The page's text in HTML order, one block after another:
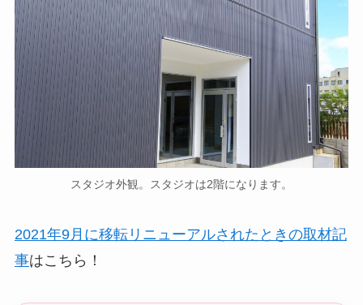
スタジオ外観。スタジオは2階になります。
2021年9月に移転リニューアルされたときの取材記
事はこちら！